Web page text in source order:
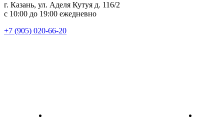
г. Казань, ул. Аделя Кутуя д. 116/2
с 10:00 до 19:00 ежедневно
+7 (905) 020-66-20